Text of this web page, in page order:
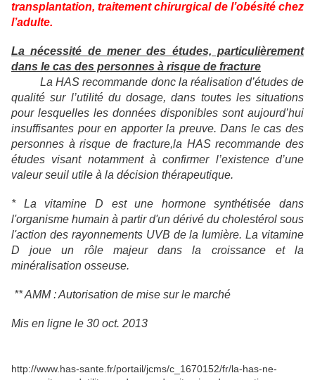
transplantation, traitement chirurgical de l’obésité chez
l’adulte.
La nécessité de mener des études, particulièrement
dans le cas des personnes à risque de fracture
La HAS recommande donc la réalisation d’études de
qualité sur l’utilité du dosage, dans toutes les situations
pour lesquelles les données disponibles sont aujourd’hui
insuffisantes pour en apporter la preuve. Dans le cas des
personnes à risque de fracture,la HAS recommande des
études visant notamment à confirmer l’existence d’une
valeur seuil utile à la décision thérapeutique.
* La vitamine D est une hormone synthétisée dans
l'organisme humain à partir d'un dérivé du cholestérol sous
l'action des rayonnements UVB de la lumière. La vitamine
D joue un rôle majeur dans la croissance et la
minéralisation osseuse.
** AMM : Autorisation de mise sur le marché
Mis en ligne le 30 oct. 2013
http://www.has-sante.fr/portail/jcms/c_1670152/fr/la-has-ne-